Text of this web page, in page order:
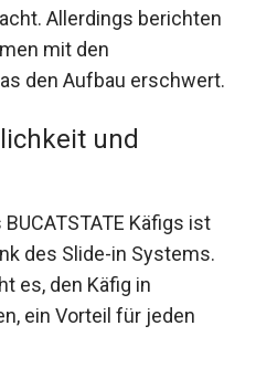
Allerdings berichten
mit den
den Aufbau erschwert.
und
Käfigs ist
des Slide-in Systems.
es, den Käfig in
ein Vorteil für jeden